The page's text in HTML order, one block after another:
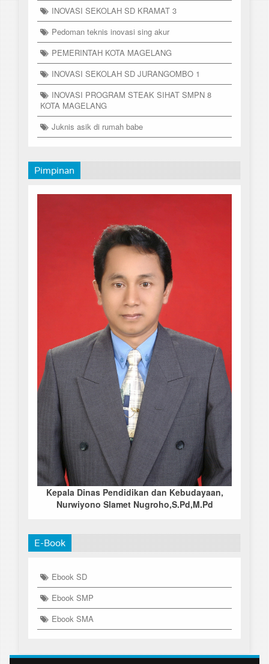
INOVASI SEKOLAH SD KRAMAT 3
Pedoman teknis inovasi sing akur
PEMERINTAH KOTA MAGELANG
INOVASI SEKOLAH SD JURANGOMBO 1
INOVASI PROGRAM STEAK SIHAT SMPN 8
KOTA MAGELANG
Juknis asik di rumah babe
Pimpinan
Kepala Dinas Pendidikan dan Kebudayaan,
Nurwiyono Slamet Nugroho,S.Pd,M.Pd
E-Book
Ebook SD
Ebook SMP
Ebook SMA